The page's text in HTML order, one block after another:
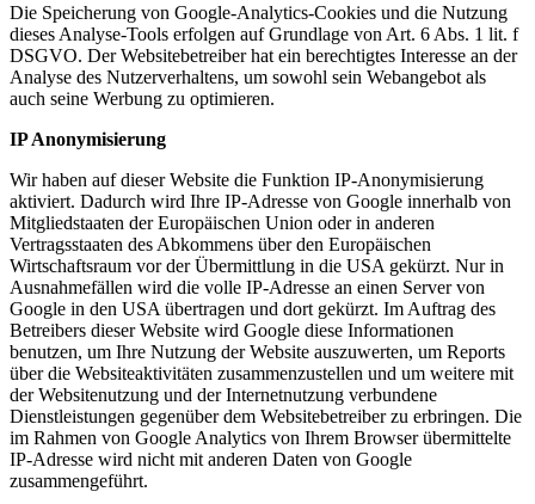
Die Speicherung von Google-Analytics-Cookies und die Nutzung
dieses Analyse-Tools erfolgen auf Grundlage von Art. 6 Abs. 1 lit. f
DSGVO. Der Websitebetreiber hat ein berechtigtes Interesse an der
Analyse des Nutzerverhaltens, um sowohl sein Webangebot als
auch seine Werbung zu optimieren.
IP Anonymisierung
Wir haben auf dieser Website die Funktion IP-Anonymisierung
aktiviert. Dadurch wird Ihre IP-Adresse von Google innerhalb von
Mitgliedstaaten der Europäischen Union oder in anderen
Vertragsstaaten des Abkommens über den Europäischen
Wirtschaftsraum vor der Übermittlung in die USA gekürzt. Nur in
Ausnahmefällen wird die volle IP-Adresse an einen Server von
Google in den USA übertragen und dort gekürzt. Im Auftrag des
Betreibers dieser Website wird Google diese Informationen
benutzen, um Ihre Nutzung der Website auszuwerten, um Reports
über die Websiteaktivitäten zusammenzustellen und um weitere mit
der Websitenutzung und der Internetnutzung verbundene
Dienstleistungen gegenüber dem Websitebetreiber zu erbringen. Die
im Rahmen von Google Analytics von Ihrem Browser übermittelte
IP-Adresse wird nicht mit anderen Daten von Google
zusammengeführt.